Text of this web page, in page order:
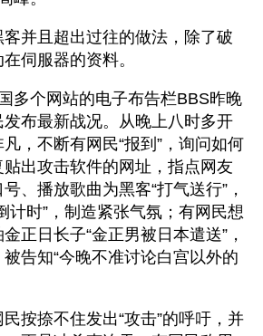
并且超出过往的做法，除了破
伺服器的资料。
多个网站的电子布告栏BBS昨晚
布最新战况。从晚上八时多开
，不断有网民“报到”，询问如何
出攻击软件的网址，指点网友
、播放歌曲为黑客“打气送行”，
计时”，制造紧张气氛；有网民想
正日长子“金正男被日本遣送”，
告知“今晚不准讨论白宫以外的
按捺不住发出“攻击”的呼吁，并